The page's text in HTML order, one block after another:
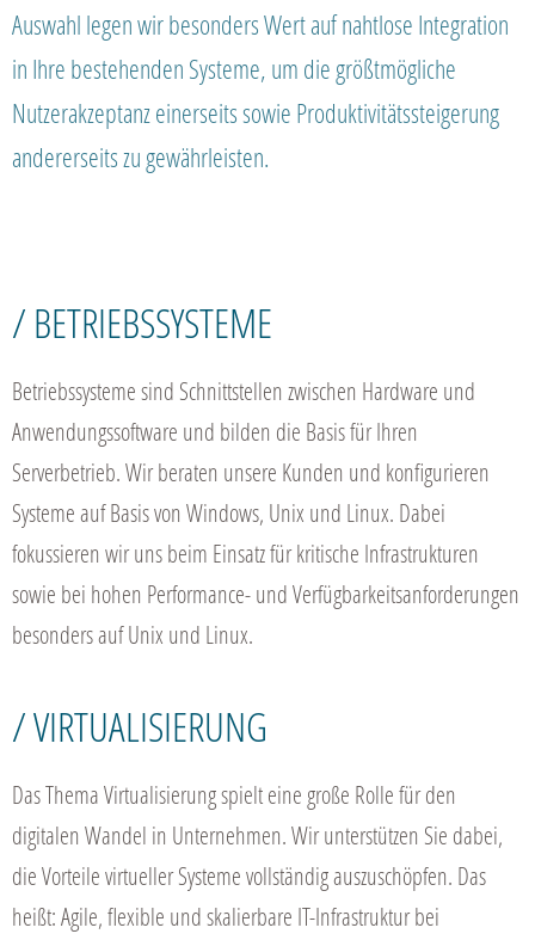
Auswahl legen wir besonders Wert auf nahtlose Integration
in Ihre bestehenden Systeme, um die größtmögliche
Nutzerakzeptanz einerseits sowie Produktivitätssteigerung
andererseits zu gewährleisten.
/ BETRIEBSSYSTEME
Betriebssysteme sind Schnittstellen zwischen Hardware und
Anwendungssoftware und bilden die Basis für Ihren
Serverbetrieb. Wir beraten unsere Kunden und konfigurieren
Systeme auf Basis von Windows, Unix und Linux. Dabei
fokussieren wir uns beim Einsatz für kritische Infrastrukturen
sowie bei hohen Performance- und Verfügbarkeitsanforderungen
besonders auf Unix und Linux.
/ VIRTUALISIERUNG
Das Thema Virtualisierung spielt eine große Rolle für den
digitalen Wandel in Unternehmen. Wir unterstützen Sie dabei,
die Vorteile virtueller Systeme vollständig auszuschöpfen. Das
heißt: Agile, flexible und skalierbare IT-Infrastruktur bei